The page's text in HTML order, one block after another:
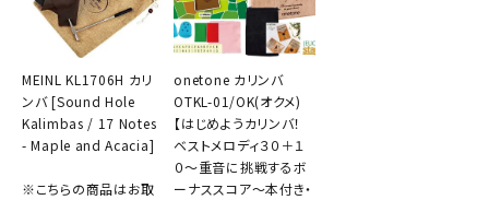
MEINL KL1706H カリ
ンバ [Sound Hole
Kalimbas / 17 Notes
- Maple and Acacia]
※こちらの商品はお取
onetone カリンバ
OTKL-01/OK(オクメ)
【はじめようカリンバ！
ベストメロディ３０＋１
０～重音に挑戦するボ
ーナススコア～本付き・